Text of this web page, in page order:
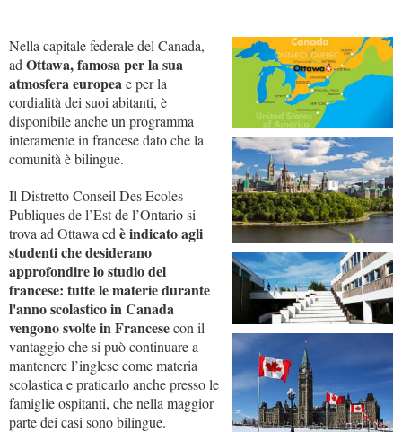
Nella capitale federale del Canada,
ad Ottawa, famosa per la sua
atmosfera europeae per la
cordialità dei suoi abitanti, è
disponibile anche un programma
interamente in francese dato che la
comunità è bilingue.
Il Distretto Conseil Des Ecoles
Publiques de l’Est de l’Ontario si
trova ad Ottawa ed è indicato agli
studenti che desiderano
approfondire lo studio del
francese: tutte le materie durante
l'anno scolastico in Canada
vengono svolte in Francesecon il
vantaggio che si può continuare a
mantenere l’inglese come materia
scolastica e praticarlo anche presso le
famiglie ospitanti, che nella maggior
parte dei casi sono bilingue.